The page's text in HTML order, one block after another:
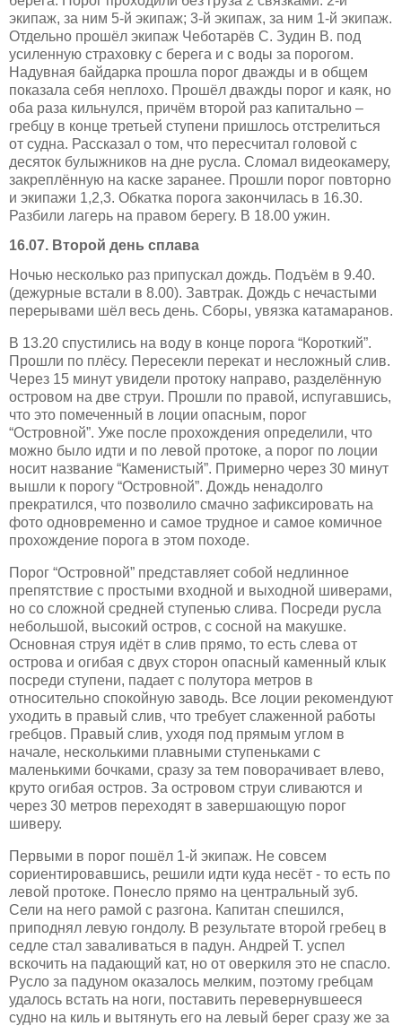
экипаж, за ним 5-й экипаж; 3-й экипаж, за ним 1-й экипаж.
Отдельно прошёл экипаж Чеботарёв С. Зудин В. под
усиленную страховку с берега и с воды за порогом.
Надувная байдарка прошла порог дважды и в общем
показала себя неплохо. Прошёл дважды порог и каяк, но
оба раза кильнулся, причём второй раз капитально –
гребцу в конце третьей ступени пришлось отстрелиться
от судна. Рассказал о том, что пересчитал головой с
десяток булыжников на дне русла. Сломал видеокамеру,
закреплённую на каске заранее. Прошли порог повторно
и экипажи 1,2,3. Обкатка порога закончилась в 16.30.
Разбили лагерь на правом берегу. В 18.00 ужин.
16.07. Второй день сплава
Ночью несколько раз припускал дождь. Подъём в 9.40.
(дежурные встали в 8.00). Завтрак. Дождь с нечастыми
перерывами шёл весь день. Сборы, увязка катамаранов.
В 13.20 спустились на воду в конце порога “Короткий”.
Прошли по плёсу. Пересекли перекат и несложный слив.
Через 15 минут увидели протоку направо, разделённую
островом на две струи. Прошли по правой, испугавшись,
что это помеченный в лоции опасным, порог
“Островной”. Уже после прохождения определили, что
можно было идти и по левой протоке, а порог по лоции
носит название “Каменистый”. Примерно через 30 минут
вышли к порогу “Островной”. Дождь ненадолго
прекратился, что позволило смачно зафиксировать на
фото одновременно и самое трудное и самое комичное
прохождение порога в этом походе.
Порог “Островной” представляет собой недлинное
препятствие с простыми входной и выходной шиверами,
но со сложной средней ступенью слива. Посреди русла
небольшой, высокий остров, с сосной на макушке.
Основная струя идёт в слив прямо, то есть слева от
острова и огибая с двух сторон опасный каменный клык
посреди ступени, падает с полутора метров в
относительно спокойную заводь. Все лоции рекомендуют
уходить в правый слив, что требует слаженной работы
гребцов. Правый слив, уходя под прямым углом в
начале, несколькими плавными ступеньками с
маленькими бочками, сразу за тем поворачивает влево,
круто огибая остров. За островом струи сливаются и
через 30 метров переходят в завершающую порог
шиверу.
Первыми в порог пошёл 1-й экипаж. Не совсем
сориентировавшись, решили идти куда несёт - то есть по
левой протоке. Понесло прямо на центральный зуб.
Сели на него рамой с разгона. Капитан спешился,
приподнял левую гондолу. В результате второй гребец в
седле стал заваливаться в падун. Андрей Т. успел
вскочить на падающий кат, но от оверкиля это не спасло.
Русло за падуном оказалось мелким, поэтому гребцам
удалось встать на ноги, поставить перевернувшееся
судно на киль и вытянуть его на левый берег сразу же за